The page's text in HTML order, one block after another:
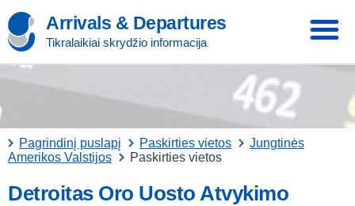
Arrivals & Departures
Tikralaikiai skrydžio informacija
Pagrindinį puslapį Paskirties vietos
Jungtinės
Amerikos Valstijos
Paskirties vietos
Detroitas Oro Uosto Atvykimo